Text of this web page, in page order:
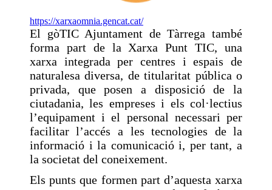
https://xarxaomnia.gencat.cat/
El gòTIC Ajuntament de Tàrrega també
forma part de la Xarxa Punt TIC, una
xarxa integrada per centres i espais de
naturalesa diversa, de titularitat pública o
privada, que posen a disposició de la
ciutadania, les empreses i els col·lectius
l’equipament i el personal necessari per
facilitar l’accés a les tecnologies de la
informació i la comunicació i, per tant, a
la societat del coneixement.
Els punts que formen part d’aquesta xarxa